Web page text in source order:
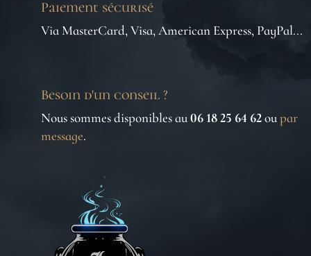
Paiement sécurisé
Via MasterCard, Visa, American Express, PayPal...
Besoin d'un conseil ?
Nous sommes disponibles au06 18 25 64 62oupar
message.